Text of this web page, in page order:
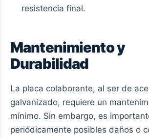
resistencia final.
Mantenimiento y
Durabilidad
La placa colaborante, al ser de
galvanizado, requiere un
mínimo. Sin embargo, es
periódicamente posibles daños o